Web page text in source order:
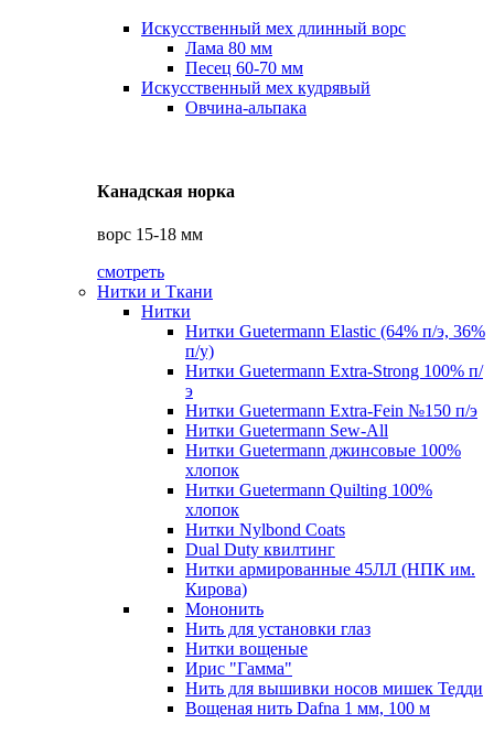
Искусственный мех длинный ворс
Лама 80 мм
Песец 60-70 мм
Искусственный мех кудрявый
Овчина-альпака
Канадская норка
ворс 15-18 мм
смотреть
Нитки и Ткани
Нитки
Нитки Guetermann Elastic (64% п/э, 36%
п/у)
Нитки Guetermann Extra-Strong 100% п/
э
Нитки Guetermann Extra-Fein №150 п/э
Нитки Guetermann Sew-All
Нитки Guetermann джинсовые 100%
хлопок
Нитки Guetermann Quilting 100%
хлопок
Нитки Nylbond Coats
Dual Duty квилтинг
Нитки армированные 45ЛЛ (НПК им.
Кирова)
Мононить
Нить для установки глаз
Нитки вощеные
Ирис "Гамма"
Нить для вышивки носов мишек Тедди
Вощеная нить Dafna 1 мм, 100 м